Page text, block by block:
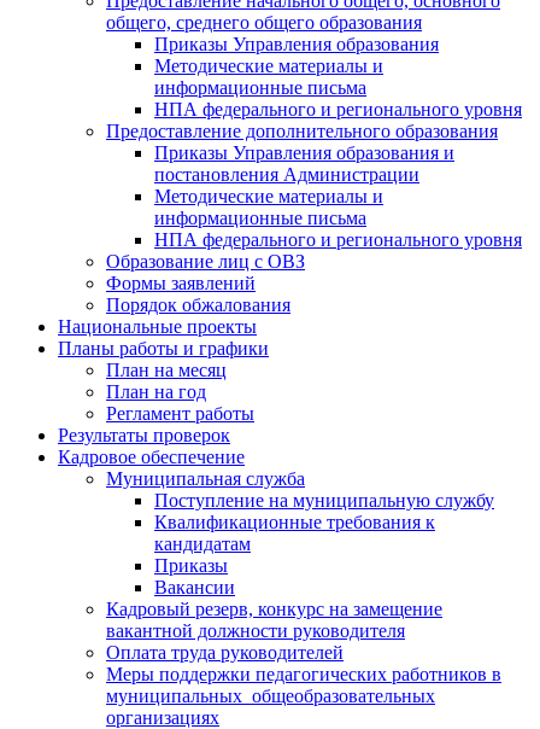
общего, среднего общего образования
Приказы Управления образования
Методические материалы и
информационные письма
НПА федерального и регионального уровня
Предоставление дополнительного образования
Приказы Управления образования и
постановления Администрации
Методические материалы и
информационные письма
НПА федерального и регионального уровня
Образование лиц с ОВЗ
Формы заявлений
Порядок обжалования
Национальные проекты
Планы работы и графики
План на месяц
План на год
Регламент работы
Результаты проверок
Кадровое обеспечение
Муниципальная служба
Поступление на муниципальную службу
Квалификационные требования к
кандидатам
Приказы
Вакансии
Кадровый резерв, конкурс на замещение
вакантной должности руководителя
Оплата труда руководителей
Меры поддержки педагогических работников в
муниципальных общеобразовательных
организациях